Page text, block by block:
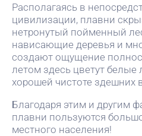
Располагаясь в
цивилизации, плавни
нетронутый пойменный
нависающие деревья и
создают ощущение
летом здесь цветут белые
хорошей чистоте здешних
Благодаря этим и другим
плавни пользуются
местного населения!